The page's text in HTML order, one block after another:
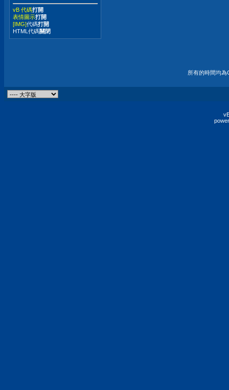
vB 代碼打開
表情圖示打開
[IMG]代碼打開
HTML代碼關閉
所有的時間均為